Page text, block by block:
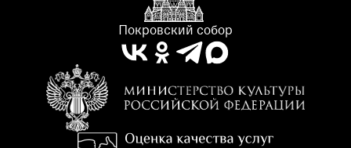
Покровский собор